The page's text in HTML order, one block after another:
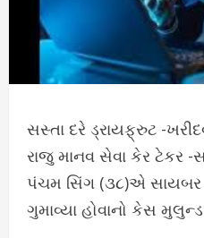
સસ્તા દરે ડ્રાયફ્રુટ -
રાજુ માનવ સેવા કેર ટેકર -
પંચમ સિંગ (૩૮)એ સાયબર
ગુમાવ્યા હોવાનો કેસ